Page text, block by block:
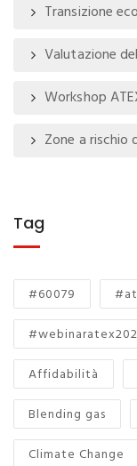
Transizione
Valutazione
Workshop
Zone a rischio
Tag
#60079
Affidabilità
Blending gas
Climate Change